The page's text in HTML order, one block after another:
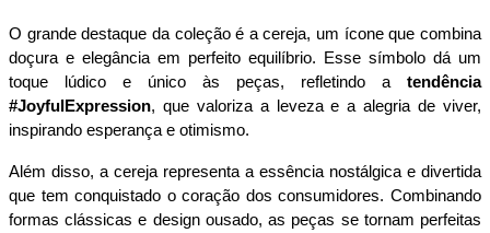
O grande destaque da coleção é a cereja, um ícone que combina
doçura e elegância em perfeito equilíbrio. Esse símbolo dá um
toque lúdico e único às peças, refletindo a tendência
#JoyfulExpression, que valoriza a leveza e a alegria de viver,
inspirando esperança e otimismo.
Além disso, a cereja representa a essência nostálgica e divertida
que tem conquistado o coração dos consumidores. Combinando
formas clássicas e design ousado, as peças se tornam perfeitas